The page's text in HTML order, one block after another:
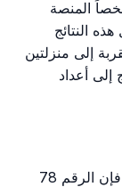
أشخاص المنصة الأولى، واختار 25 شخصاً المنصة
هذه النتائج
إلى منزلتين
إلى أعداد
لقد قمت بسؤال 78 شخصاً في المجموع، لذا فإن الرقم 78